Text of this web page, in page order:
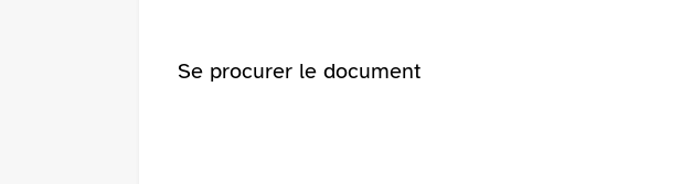
Se procurer le document